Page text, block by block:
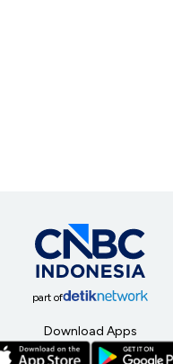
part of
Download Apps